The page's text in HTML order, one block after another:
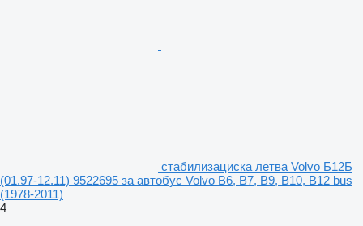
стабилизациска летва Volvo Б12Б
(01.97-12.11) 9522695 за автобус Volvo B6, B7, B9, B10, B12 bus
(1978-2011)
4